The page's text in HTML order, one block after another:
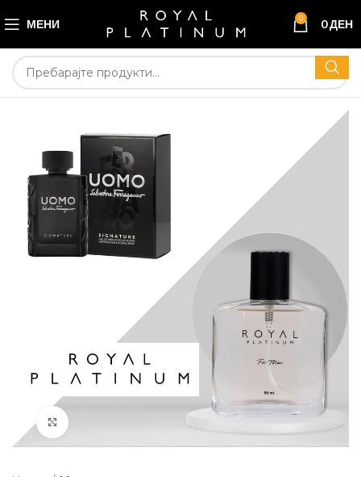
МЕНИ 0 0ДЕН